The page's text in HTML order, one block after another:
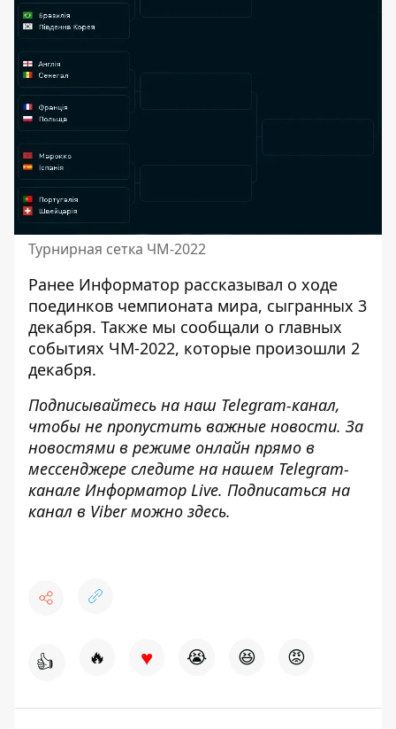
Турнирная сетка ЧМ-2022
Ранее Информатор рассказывал о ходе
поединков чемпионата мира, сыгранных 3
декабря. Также мы сообщали о главных
событиях ЧМ-2022, которые произошли 2
декабря.
Подписывайтесь на наш Telegram-канал,
чтобы не пропустить важные новости. За
новостями в режиме онлайн прямо в
мессенджере следите на нашем Telegram-
канале Информатор Live. Подписаться на
канал в Viber можно здесь.
👍 🔥 ♥ 😭 😆 😡